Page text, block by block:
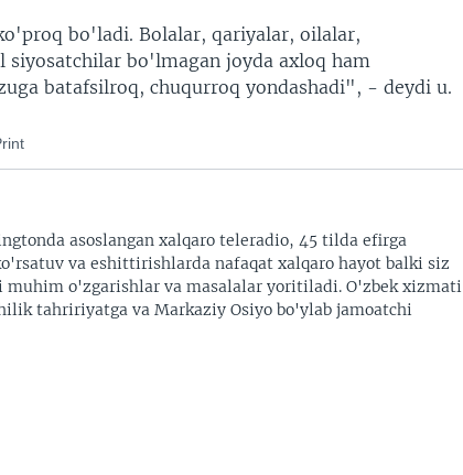
bo'ladi. Bolalar, qariyalar, oilalar,
bo'lmagan joyda axloq ham
batafsilroq, chuqurroq yondashadi", - deydi u.
asoslangan xalqaro teleradio, 45 tilda efirga
va eshittirishlarda nafaqat xalqaro hayot balki siz
muhim o'zgarishlar va masalalar yoritiladi. O'zbek xizmati
tahririyatga va Markaziy Osiyo bo'ylab jamoatchi